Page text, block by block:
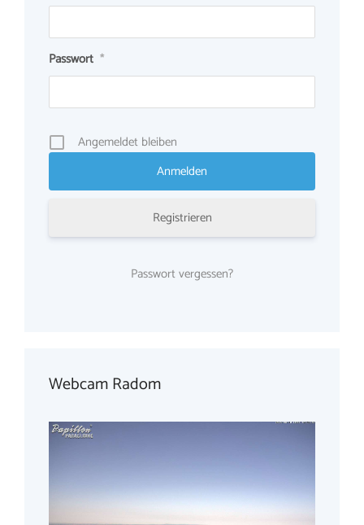
Passwort *
Angemeldet bleiben
Registrieren
Passwort vergessen?
Webcam Radom